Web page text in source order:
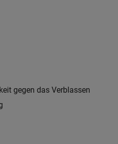
gegen das Verblassen